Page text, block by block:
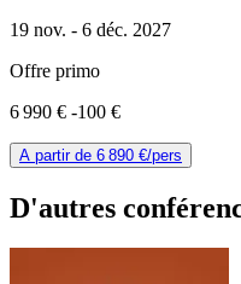
19 nov. - 6 déc. 2027
Offre primo
6 990 € -100 €
A partir de 6 890 €/pers
D'autres